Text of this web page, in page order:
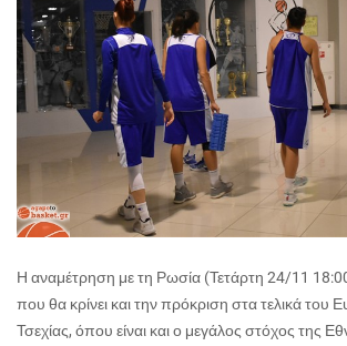
Η αναμέτρηση με τη Ρωσία (Τετάρτη 24/11
που θα κρίνει και την πρόκριση στα τελικά του
Τσεχίας, όπου είναι και ο μεγάλος στόχος της